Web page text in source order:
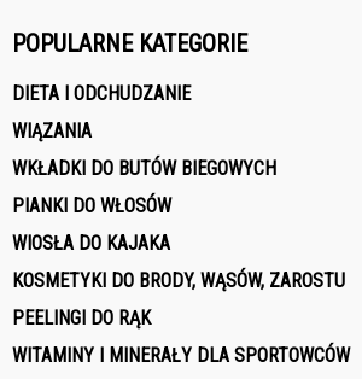
POPULARNE KATEGORIE
DIETA I ODCHUDZANIE
WIĄZANIA
WKŁADKI DO BUTÓW BIEGOWYCH
PIANKI DO WŁOSÓW
WIOSŁA DO KAJAKA
KOSMETYKI DO BRODY, WĄSÓW, ZAROSTU
PEELINGI DO RĄK
WITAMINY I MINERAŁY DLA SPORTOWCÓW